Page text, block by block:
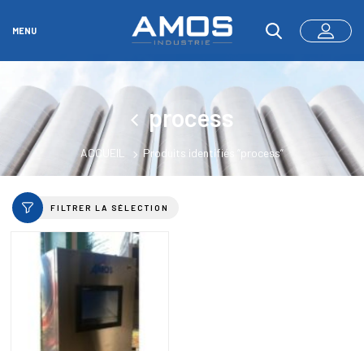
MENU
process
ACCUEIL Produits identifiés “process”
FILTRER LA SÉLECTION